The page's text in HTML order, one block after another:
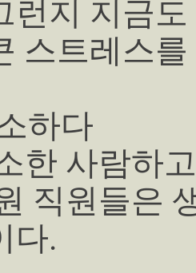
런지 지금
스트레스
하다
한 사람하
직원들은
다.